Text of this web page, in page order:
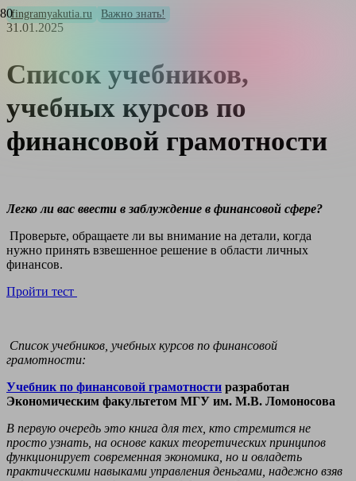
fingramyakutia.ru Важно знать!
31.01.2025
Список учебников,
учебных курсов по
финансовой грамотности
Легко ли вас ввести в заблуждение в финансовой сфере?
Проверьте, обращаете ли вы внимание на детали, когда
нужно принять взвешенное решение в области личных
финансов.
Пройти тест
Список учебников, учебных курсов по финансовой
грамотности:
Учебник по финансовой грамотности разработан
Экономическим факультетом МГУ им. М.В. Ломоносова
В первую очередь это книга для тех, кто стремится не
просто узнать, на основе каких теоретических принципов
функционирует современная экономика, но и овладеть
практическими навыками управления деньгами, надежно взяв